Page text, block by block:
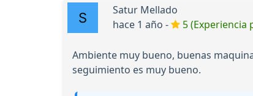
Satur Mellado
hace 1 año -
5 (Experiencia
Ambiente muy bueno, buenas
seguimiento es muy bueno.